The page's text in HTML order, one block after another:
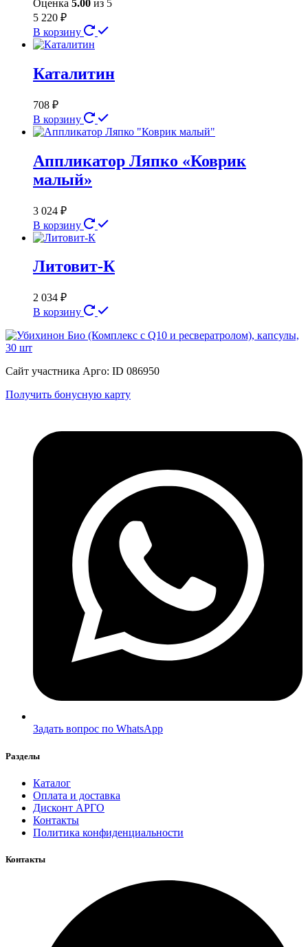
Оценка 5.00 из 5
5 220 ₽
В корзину
Каталитин
708 ₽
В корзину
Аппликатор Ляпко «Коврик
малый»
3 024 ₽
В корзину
Литовит-К
2 034 ₽
В корзину
Сайт участника Арго: ID 086950
Получить бонусную карту
Задать вопрос по WhatsApp
Разделы
Каталог
Оплата и доставка
Дисконт АРГО
Контакты
Политика конфиденциальности
Контакты